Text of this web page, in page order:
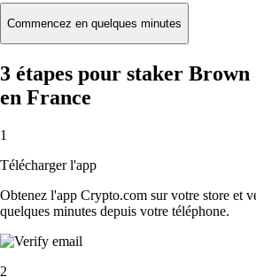
Commencez en quelques minutes
3 étapes pour staker
en France
1
Télécharger l'app
Obtenez l'app Crypto.com sur votre store et
quelques minutes depuis votre téléphone.
2